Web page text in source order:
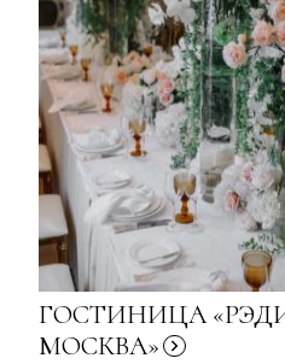
ГОСТИНИЦА
МОСКВА»